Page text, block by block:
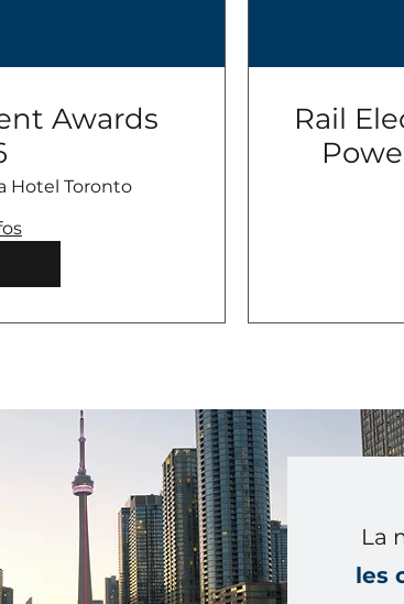
Awards
Hotel Toronto
Rail
La
les